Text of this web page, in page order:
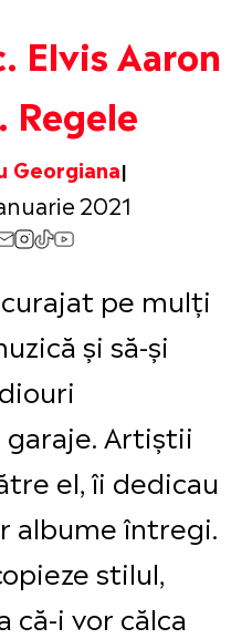
Elvis Aaron
Regele
Georgiana
2021
pe mulți
și să-și
Artiștii
el, îi dedicau
albume întregi.
stilul,
că-i vor călca